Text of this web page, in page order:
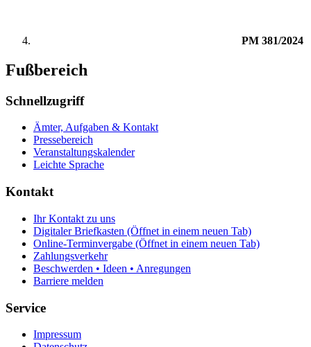
PM 381/2024
Fußbereich
Schnellzugriff
Ämter, Aufgaben & Kontakt
Pressebereich
Veranstaltungskalender
Leichte Sprache
Kontakt
Ihr Kontakt zu uns
Digitaler Briefkasten (Öffnet in einem neuen Tab)
Online-Terminvergabe (Öffnet in einem neuen Tab)
Zahlungsverkehr
Beschwerden • Ideen • Anregungen
Barriere melden
Service
Impressum